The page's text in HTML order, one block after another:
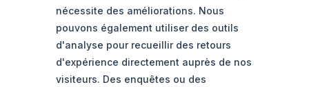
nécessite des améliorations. Nous
pouvons également utiliser des outils
d'analyse pour recueillir des retours
d'expérience directement auprès de nos
visiteurs. Des enquêtes ou des